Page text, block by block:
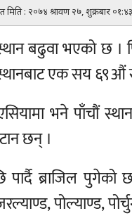
मिति : २०७४ श्रावण २७, शुक्रबार ०१:४३
बढुवा भएको छ ।
एक सय ६९औं
भने पाँचौं
छन् ।
पार्दै ब्राजिल पुगेको
पोल्याण्ड,